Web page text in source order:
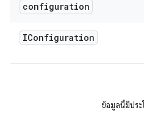
configuration
IConfiguration
ข้อมูลนี้มีประ